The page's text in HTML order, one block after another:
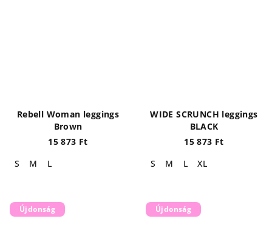
Rebell Woman leggings
Brown
15 873 Ft
S
M L
WIDE SCRUNCH leggings
BLACK
15 873 Ft
S
M L XL
Újdonság Újdonság